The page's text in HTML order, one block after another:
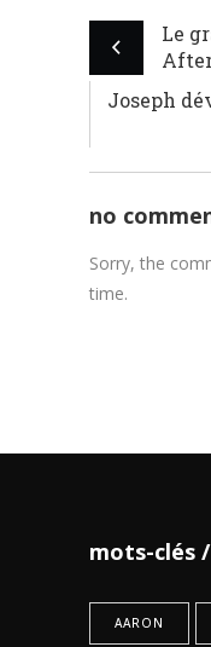
Le
Joseph
no
Sorry, the
time.
mots-clés
AARON